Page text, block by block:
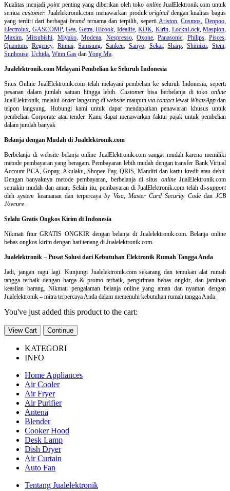
Kualitas menjadipointpenting yang diberikan oleh toko onlineJualElektronik.com untuk
semua customer. Jualelektronik.com menawarkan produkoriginal dengan kualitas bagus
yang terdiri dari berbagai brandternama dan terpilih, seperti Ariston,Cosmos ,Denpoo
Electrolux GASCOMP,Gea Getra,Hicook Idealife,KDK Kirin, LocknLock,Maspion
Maxim ,Mitsubishi Miyako,Modena Nespresso, Oxone,Panasonic Philips, Pisces
Quantum
Regency, Rinnai,Samsung ,Sanken Sanyo, Sekai,Sharp ,Shimizu ,Stein
Sunhouse Uchida Winn Gas dan Yong Ma
Jualelektronik.com Melayani Pembelian ke Seluruh Indonesia
Situs Online JualElektronik.com telah melayani pembelian ke seluruh Indonesia, seperti
pesanan dalam jumlah satuan hingga lebih. Customerbisa berbelanja di tokoonline
JualElektronik, melalui orderlangsung diwebsite maupun via contactlewat WhatsAppdan
telpon langsung
Hubungi kami untuk dapat mendapatkan penawaran khusus untuk
pembelian Corporate atau tender. Kami dapat menawarkan faktur pajak untuk pembelian
dalam jumlah banyak
Belanja dengan Mudah di Jualelektronik.com
Berbelanja diwebsite belanja online JualElektronik.com sangat mudah karena memiliki
metode pembayaran yang beragam. Pembayaran lebih mudah dengan transfer Bank Virtual
Account BCA, Gopay, Akulaku, Shopee Pay, QRIS, Mandiri dan kartu kredit atau debit.
Dengan banyaknya metode pembayaran, berbelanja di situs onlineJualElektronik.com
semakin mudah dan aman. Selain itu, pembayaran di JualElektronik.com telah di-support
olehsystem keamanan dan terpercayaby Visa, Master Card Security Codedan JCB
J/secure
Selalu Gratis Ongkos Kirim di Indonesia
Nikmati fitur GRATIS ONGKIR dengan belanja di Jualelektronik.com. Belanja online
bebas ongkos kirim dengan hati tenang di Jualelektronik.com.
Jualelektronik – Pusat Solusi dari Kebutuhan Elektronik Rumah Tangga Anda
Jadi, jangan ragu lagi. Kunjungi Jualelektronik.com sekarang dan temukan alat rumah
tangga terbaik dengan harga & promo terbaik, pengiriman bebas ongkir, dan jaminan
keaslian barang. Nikmati pengalaman belanja online yang aman dan nyaman dengan
Jualelektronik – mitra terpercaya Anda dalam memenuhi kebutuhan rumah tangga Anda.
You've just added this product to the cart:
View Cart Continue
KATEGORI
INFO
Home Appliances
Air Cooler
Air Fryer
Air Purifier
Antena
Blender
Cooker Hood
Desk Lamp
Dish Dryer
Air Curtain
Auto Fan
Tentang Jualelektronik